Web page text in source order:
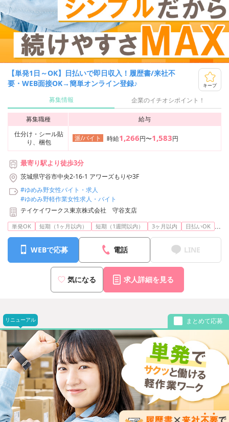
【単発1日～OK】日払いで即日収入！履歴書/来社不
要・WEB面接OK→簡単オンライン登録♪
キープ
募集情報 企業のイチオシポイント！
募集職種
給与
仕分け・シール貼
り、梱包
派/バイト 時給1,266円〜1,583円
最寄り駅より徒歩3分
茨城県守谷市中央2-16-1 アワーズもりや3F
#ゆめみ野女性バイト・求人
#ゆめみ野軽作業女性求人・バイト
テイケイワークス東京株式会社 守谷支店
単発OK 短期（1ヶ月以内） 短期（1週間以内） 3ヶ月以内 日払いOK ...
WEBで応募 電話 LINE
気になる 求人詳細を見る
リニューアル まとめて応募